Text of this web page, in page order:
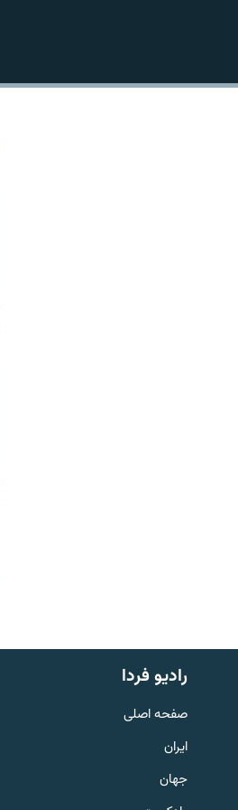
English
به ما بپیوندید
رادیو فردا
صفحه اصلی
ایران
جهان